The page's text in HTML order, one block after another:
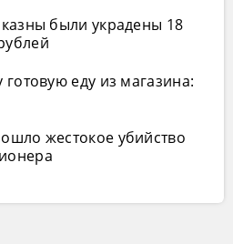
были украдены 18
готовую еду из магазина:
жестокое убийство